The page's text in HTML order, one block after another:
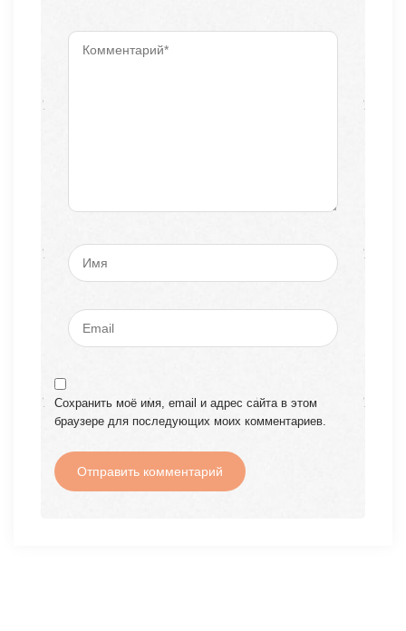
Сохранить моё имя, email и адрес сайта в этом
браузере для последующих моих комментариев.